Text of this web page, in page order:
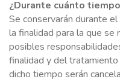
¿Durante cuánto
Se conservarán durante
la finalidad para la que se
posibles
finalidad y del
dicho tiempo serán